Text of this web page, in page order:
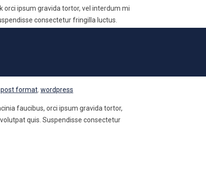
orci ipsum gravida tortor, vel interdum mi
consectetur fringilla luctus.
post format, wordpress
faucibus, orci ipsum gravida tortor,
quis. Suspendisse consectetur